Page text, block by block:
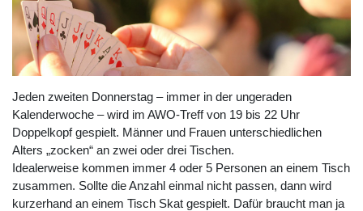
Jeden zweiten Donnerstag – immer in der ungeraden
Kalenderwoche – wird im AWO-Treff von 19 bis 22 Uhr
Doppelkopf gespielt. Männer und Frauen unterschiedlichen
Alters „zocken“ an zwei oder drei Tischen.
Idealerweise kommen immer 4 oder 5 Personen an einem Tisch
zusammen. Sollte die Anzahl einmal nicht passen, dann wird
kurzerhand an einem Tisch Skat gespielt. Dafür braucht man ja